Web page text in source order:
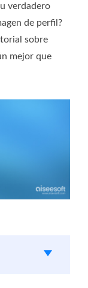
verdadero
de perfil?
sobre
mejor que